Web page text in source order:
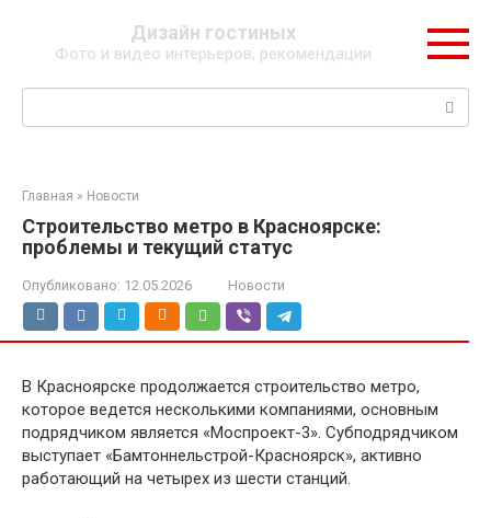
контенту
Дизайн гостиных
Фото и видео интерьеров, рекомендации
Поиск:
Главная » Новости
Строительство метро в Красноярске:
проблемы и текущий статус
Опубликовано: 12.05.2026 Новости
В Красноярске продолжается строительство метро,
которое ведется несколькими компаниями, основным
подрядчиком является «Моспроект-3». Субподрядчиком
выступает «Бамтоннельстрой-Красноярск», активно
работающий на четырех из шести станций.